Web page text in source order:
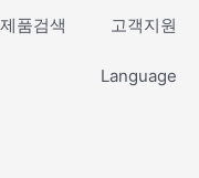
제품검색 고객지원
Language